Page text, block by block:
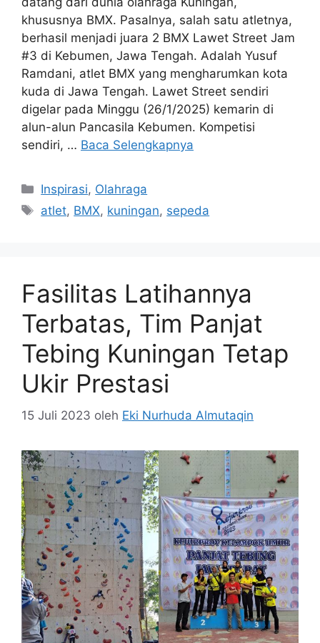
khususnya BMX. Pasalnya, salah satu atletnya,
berhasil menjadi juara 2 BMX Lawet Street Jam
#3 di Kebumen, Jawa Tengah. Adalah Yusuf
Ramdani, atlet BMX yang mengharumkan kota
kuda di Jawa Tengah. Lawet Street sendiri
digelar pada Minggu (26/1/2025) kemarin di
alun-alun Pancasila Kebumen. Kompetisi
sendiri, … Baca Selengkapnya
Kategori
Inspirasi, Olahraga
Tag
atlet, BMX, kuningan, sepeda
Fasilitas Latihannya
Terbatas, Tim Panjat
Tebing Kuningan Tetap
Ukir Prestasi
15 Juli 2023 oleh Eki Nurhuda Almutaqin